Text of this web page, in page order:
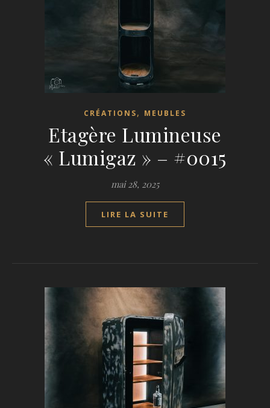
CRÉATIONS, MEUBLES
Etagère Lumineuse
« Lumigaz » – #0015
mai 28, 2025
LIRE LA SUITE